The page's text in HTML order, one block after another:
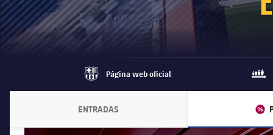
barca-monochrome
Página web oficial
ENTRADAS
LABEL.ARIA.CHEVRONRIGHT